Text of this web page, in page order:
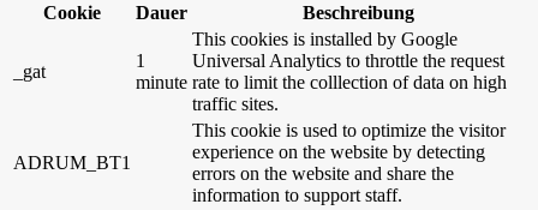
Cookie
Dauer Beschreibung
_gat
1
minute
This cookies is installed by Google
Universal Analytics to throttle the request
rate to limit the colllection of data on high
traffic sites.
ADRUM_BT1
This cookie is used to optimize the visitor
experience on the website by detecting
errors on the website and share the
information to support staff.